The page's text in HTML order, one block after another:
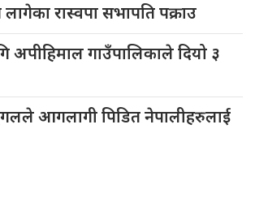
रास्वपा सभापति पक्राउ
अपीहिमाल गाउँपालिकाले दियो ३
आगलागी पिडित नेपालीहरुलाई